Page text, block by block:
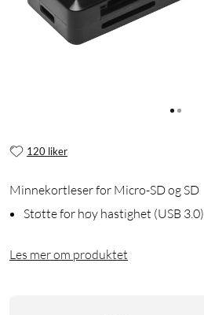
120 liker
Minnekortleser for Micro-SD og SD
Støtte for høy hastighet (USB 3.0)
Les mer om produktet